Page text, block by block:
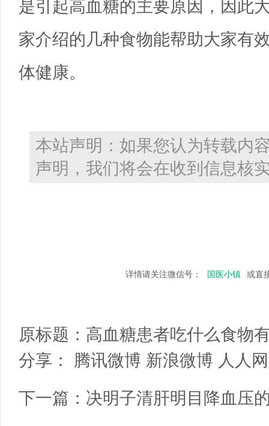
是引起高血糖的主要原因，因此
家介绍的几种食物能帮助大家有
体健康。
本站声明：如果您认为转载内
声明，我们将会在收到信息核
详情请关注微信号： 国医小镇 或直
原标题： 高血糖患者吃什么食物
分享：
腾讯微博 新浪微博 人人网
下一篇： 决明子清肝明目降血压